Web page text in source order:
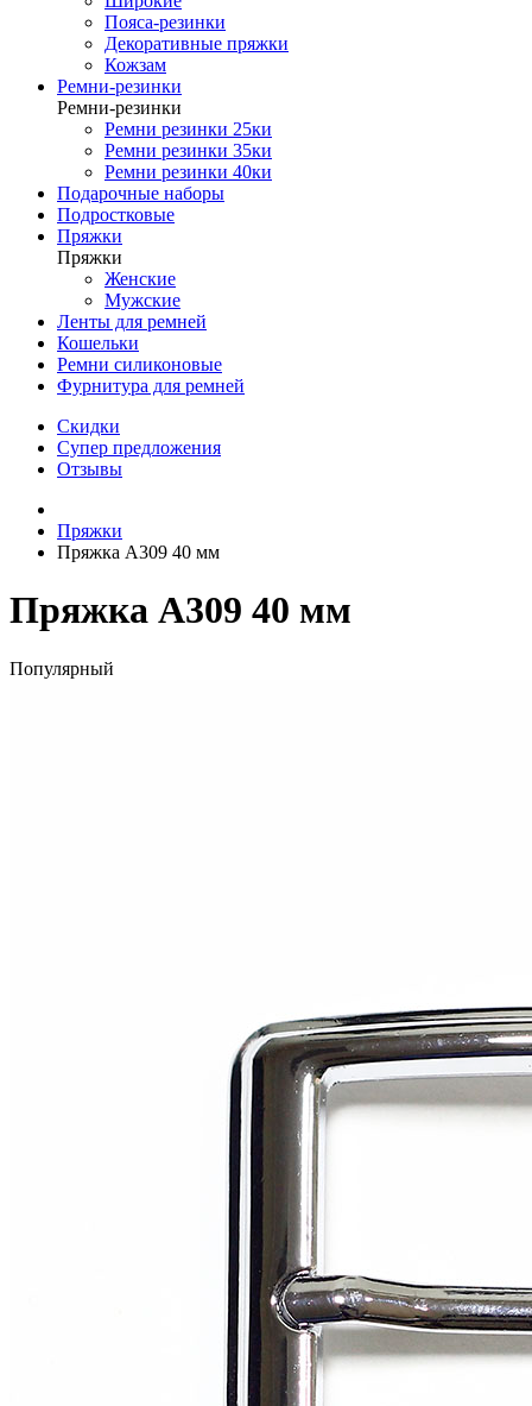
Пояса-резинки
Декоративные пряжки
Кожзам
Ремни-резинки
Ремни-резинки
Ремни резинки 25ки
Ремни резинки 35ки
Ремни резинки 40ки
Подарочные наборы
Подростковые
Пряжки
Пряжки
Женские
Мужские
Ленты для ремней
Кошельки
Ремни силиконовые
Фурнитура для ремней
Скидки
Супер предложения
Отзывы
Пряжки
Пряжка A309 40 мм
Пряжка A309 40 мм
Популярный